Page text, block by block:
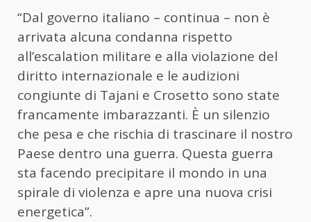
“Dal governo italiano – continua – non è
arrivata alcuna condanna rispetto
all’escalation militare e alla violazione del
diritto internazionale e le audizioni
congiunte di Tajani e Crosetto sono state
francamente imbarazzanti. È un silenzio
che pesa e che rischia di trascinare il nostro
Paese dentro una guerra. Questa guerra
sta facendo precipitare il mondo in una
spirale di violenza e apre una nuova crisi
energetica”.